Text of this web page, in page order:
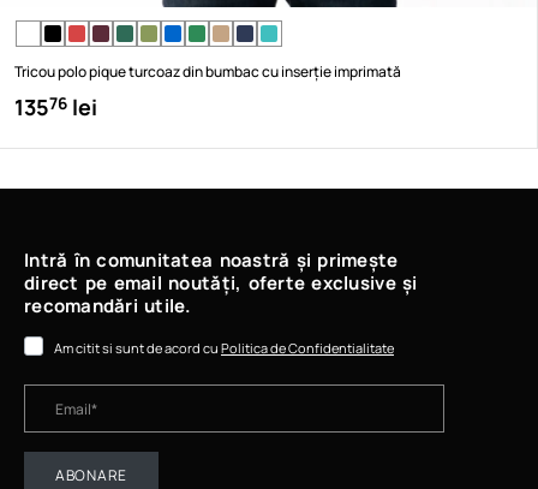
Tricou polo pique turcoaz din bumbac cu inserție imprimată
13576 lei
Intră în comunitatea noastră și primește
direct pe email noutăți, oferte exclusive și
recomandări utile.
Am citit si sunt de acord cu Politica de Confidentialitate
ABONARE